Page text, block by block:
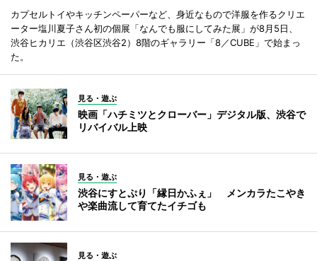
カプセルトイやキッチンペーパーなど、身近なもので洋服を作るクリエ
ーター塩川夏子さん初の個展「なんでも服にしてみた展」が8月5日、
渋谷ヒカリエ（渋谷区渋谷2）8階のギャラリー「8／CUBE」で始まっ
た。
見る・遊ぶ
映画「ハチミツとクローバー」デジタル版、渋谷で
リバイバル上映
見る・遊ぶ
渋谷にすとぷり「縁日かふぇ」 メンカラたこやき
や楽曲流して育てたイチゴも
見る・遊ぶ